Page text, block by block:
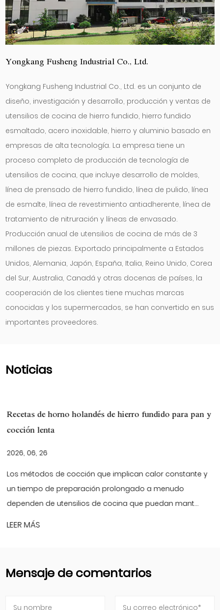
Yongkang Fusheng Industrial Co., Ltd.
Yongkang Fusheng Industrial Co., Ltd. es un conjunto de
diseño, investigación y desarrollo, producción y ventas de
utensilios de cocina de hierro fundido, hierro fundido
esmaltado, acero inoxidable, hierro y aluminio basado en
empresas de alta tecnología. La empresa tiene un
proceso completo de producción de tecnología de
utensilios de cocina, que incluye desarrollo de moldes,
línea de prensado de hierro fundido, línea de pulido, línea
de esmalte, línea de revestimiento antiadherente, línea de
tratamiento de nitruración y líneas de envasado.
Producción anual de utensilios de cocina de más de 3
millones de piezas. Exportado principalmente a Estados
Unidos, Alemania, Japón, España, Italia, Reino Unido, Corea
del Sur, Australia, Canadá y otras docenas de países, la
cooperación de los clientes tiene muchas marcas
conocidas y los supermercados, se han convertido en sus
importantes proveedores.
Noticias
Recetas de horno holandés de hierro fundido para pan y
cocción lenta
2026, 06, 26
Los métodos de cocción que implican calor constante y
un tiempo de preparación prolongado a menudo
dependen de utensilios de cocina que puedan mant...
LEER MÁS
Mensaje de comentarios